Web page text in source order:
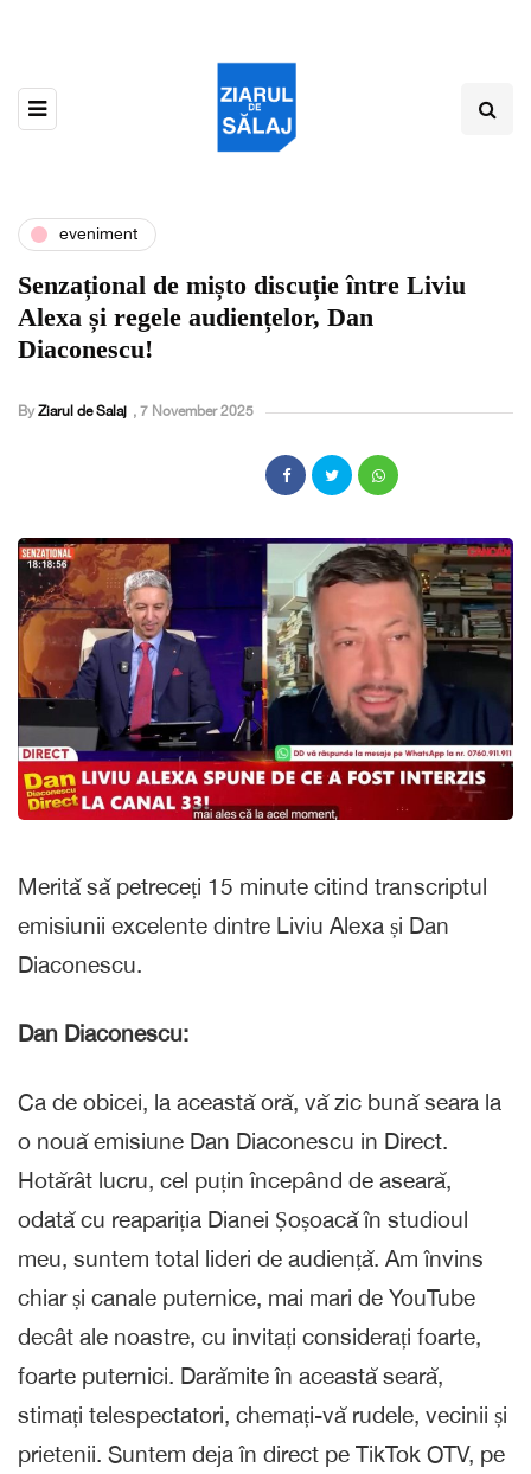
eveniment
Senzațional de mișto discuție între Liviu
Alexa și regele audiențelor, Dan
Diaconescu!
By Ziarul de Salaj , 7 November 2025
Merită să petreceți 15 minute citind transcriptul
emisiunii excelente dintre Liviu Alexa și Dan
Diaconescu.
Dan Diaconescu:
Ca de obicei, la această oră, vă zic bună seara la
o nouă emisiune Dan Diaconescu in Direct.
Hotărât lucru, cel puțin începând de aseară,
odată cu reapariția Dianei Șoșoacă în studioul
meu, suntem total lideri de audiență. Am învins
chiar și canale puternice, mai mari de YouTube
decât ale noastre, cu invitați considerați foarte,
foarte puternici. Darămite în această seară,
stimați telespectatori, chemați-vă rudele, vecinii și
prietenii. Suntem deja în direct pe TikTok OTV, pe